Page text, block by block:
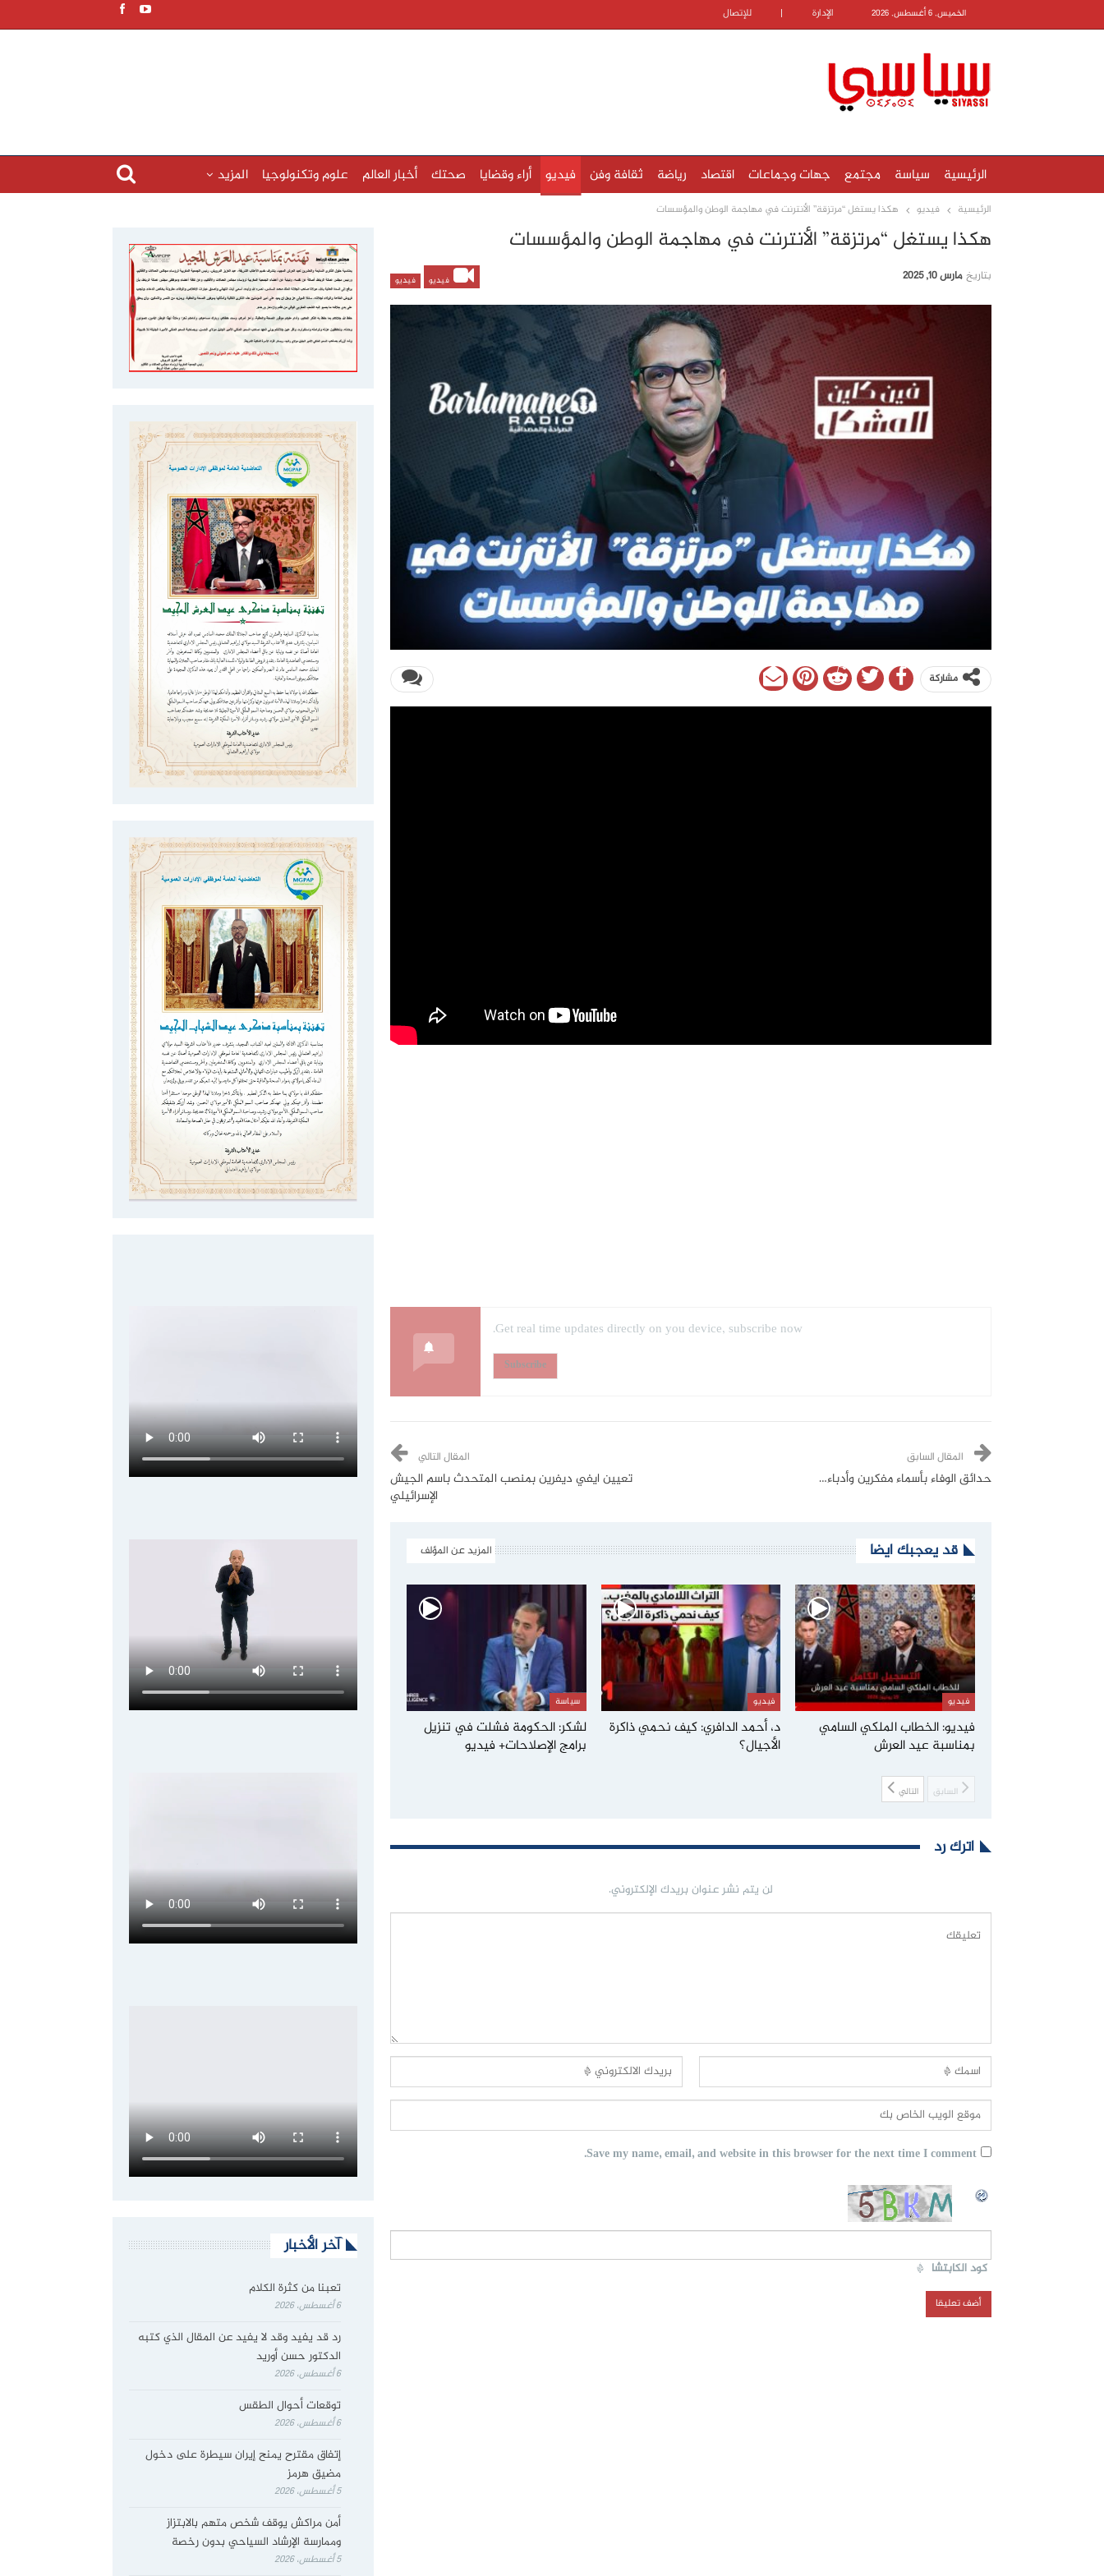
الخميس, 6 أغسطس, 2026 الإدارة | للإتصال
الرئيسية سياسة مجتمع جهات وجماعات اقتصاد رياضة ثقافة وفن فيديو أراء وقضايا صحتك أخبار العالم علوم وتكنولوجيا المزيد
الرئيسية فيديو هكذا يستغل “مرتزقة” الأنترنت في مهاجمة الوطن والمؤسسات
هكذا يستغل “مرتزقة” الأنترنت في مهاجمة الوطن والمؤسسات
فيديو فيديو بتاريخ مارس 10, 2025
مشاركة
Get real time updates directly on you device, subscribe now.
Subscribe
المقال السابق
حدائق الوفاء بأسماء مفكرين وأدباء…
المقال التالي
تعيين ايفي ديفرين بمنصب المتحدث باسم الجيش
الإسرائيلي
قد يعجبك ايضا المزيد عن المؤلف
فيديو
فيديو: الخطاب الملكي السامي
بمناسبة عيد العرش
فيديو
د، أحمد الدافري: كيف نحمي ذاكرة
الأجيال؟
سياسة
لشكر: الحكومة فشلت في تنزيل
برامج الإصلاحات+ فيديو
السابق التالي
اترك رد
لن يتم نشر عنوان بريدك الإلكتروني.
Save my name, email, and website in this browser for the next time I comment.
كود الكابتشا *
آخر الأخبار
تعبنا من كثرة الكلام
6 أغسطس، 2026
رد قد يفيد وقد لا يفيد عن المقال الذي كتبه
الدكتور حسن أوريد
6 أغسطس، 2026
توقعات أحوال الطقس
6 أغسطس، 2026
إتفاق مقترح يمنح إيران سيطرة على دخول
مضيق هرمز
5 أغسطس، 2026
أمن مراكش يوقف شخص متهم بالابتزاز
وممارسة الإرشاد السياحي بدون رخصة
5 أغسطس، 2026